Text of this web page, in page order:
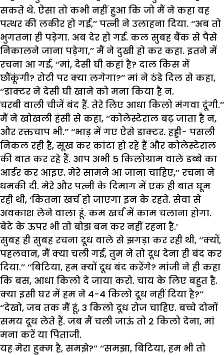
सकते थे. ऐसा तो कभी नहीं हुआ कि जो मैं ने कहा वह
पत्थर की लकीर हो गई,’’ पत्नी ने उलाहना दिया. ‘‘अब तो
भुगतना ही पड़ेगा. अब देर हो गई. कल सुबह बैंक से पैसे
निकालने जाना पड़ेगा,’’ मैं ने दुखी हो कर कहा. इतने में
रचना आ गई, ‘‘मां, देसी घी कहां है? दाल किस में
छौंकूंगी? रोटी पर क्या लगेगा?’’ मां ने ठंडे दिल से कहा,
‘‘डाक्टर ने देसी घी खाने को मना किया है न.
चरबी वाली चीजें बंद हैं. तेरे लिए आधा किलो मंगवा दूंगी.’’
मैं ने खोखली हंसी से कहा, ‘‘कोलेस्टेराल बढ़ जाता है न,
और रक्तचाप भी.’’ ‘‘भाड़ में गए ऐसे डाक्टर. हड्डी- पसली
निकल रही है, सूख कर कांटा हो रहे हैं और कोलेस्टेराल
की बात कर रहे हैं. आप अभी 5 किलोग्राम वाले डब्बे का
आर्डर कर आइए. मेरे सामने आ जाना चाहिए,’’ रचना ने
धमकी दी. मेरे और पत्नी के दिमाग में एक ही बात घूम
रही थी, ‘कितना खर्च हो जाएगा इन के रहते. सेवा से
अवकाश लेने वाला हूं. कम खर्च में काम चलाना होगा.
बेटे के ऊपर भी तो बोझ बन कर नहीं रहना है.’
सुबह ही सुबह रचना दूध वाले से झगड़ा कर रही थी, ‘‘क्यों,
पहलवान, मैं क्या चली गई, तुम ने तो दूध देना ही बंद कर
दिया.’’ ‘‘बिटिया, हम क्यों दूध बंद करेंगे? मांजी ने ही कहा
कि बस, आधा किलो दे जाया करो. चाय के लिए बहुत है.
क्या इसी घर में हम ने 4-4 किलो दूध नहीं दिया है?’’
‘‘देखो, जब तक मैं हूं, 3 किलो दूध रोज चाहिए. बच्चे दोनों
समय दूध लेते हैं. जब मैं चली जाऊं तो 2 किलो देना, मां
मना करें या पिताजी.
यह मेरा हुक्म है, समझे?’’ ‘‘समझा, बिटिया, हम भी तो